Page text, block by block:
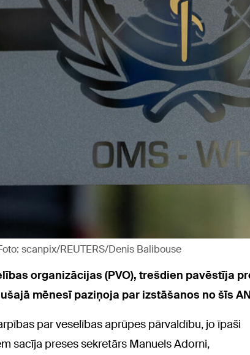
scanpix/REUTERS/Denis Balibouse
organizācijas (PVO), trešdien pavēstīja
mēnesī paziņoja par izstāšanos no šīs
par veselības aprūpes pārvaldību, jo īpaši
sacīja preses sekretārs Manuels Adorni,